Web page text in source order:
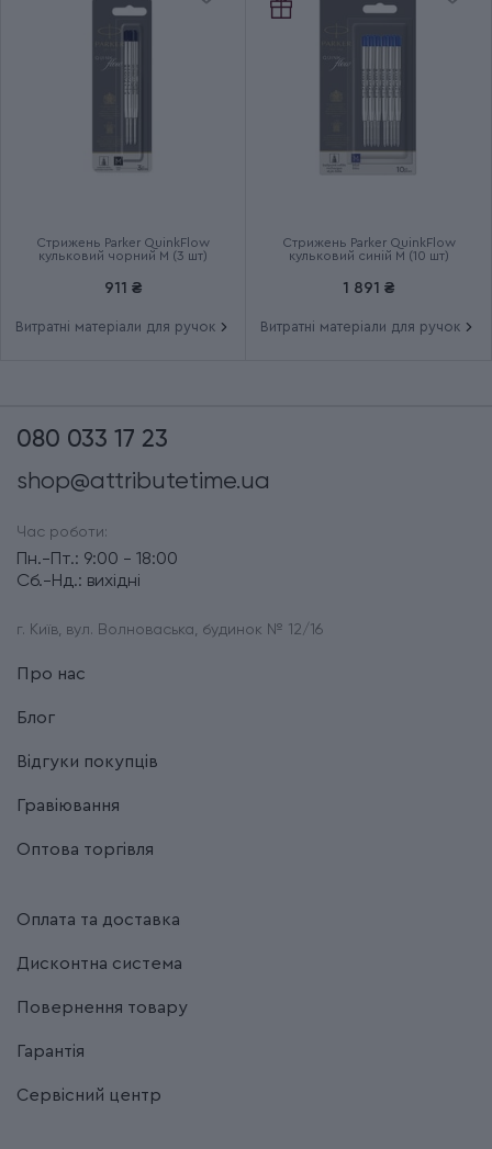
Стрижень Parker QuinkFlow
кульковий чорний M (3 шт)
911 ₴
Витратні матеріали для ручок
Стрижень Parker QuinkFlow
кульковий синій M (10 шт)
1 891 ₴
Витратні матеріали для ручок
080 033 17 23
shop@attributetime.ua
Час роботи:
Пн.-Пт.: 9:00 - 18:00
Сб.-Нд.: вихідні
г. Київ, вул. Волноваська, будинок № 12/16
Про нас
Блог
Відгуки покупців
Гравіювання
Оптова торгівля
Оплата та доставка
Дисконтна система
Повернення товару
Гарантія
Сервісний центр